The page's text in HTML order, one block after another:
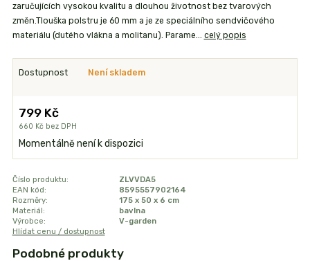
zaručujících vysokou kvalitu a dlouhou životnost bez tvarových
změn.Tlouška polstru je 60 mm a je ze speciálního sendvičového
materiálu (dutého vlákna a molitanu). Parame... celý popis
Dostupnost Není skladem
799 Kč
660 Kč bez DPH
Momentálně není k dispozici
Číslo produktu:
ZLVVDA5
EAN kód:
8595557902164
Rozměry:
175 x 50 x 6 cm
Materiál:
bavlna
Výrobce:
V-garden
Hlídat cenu / dostupnost
Podobné produkty